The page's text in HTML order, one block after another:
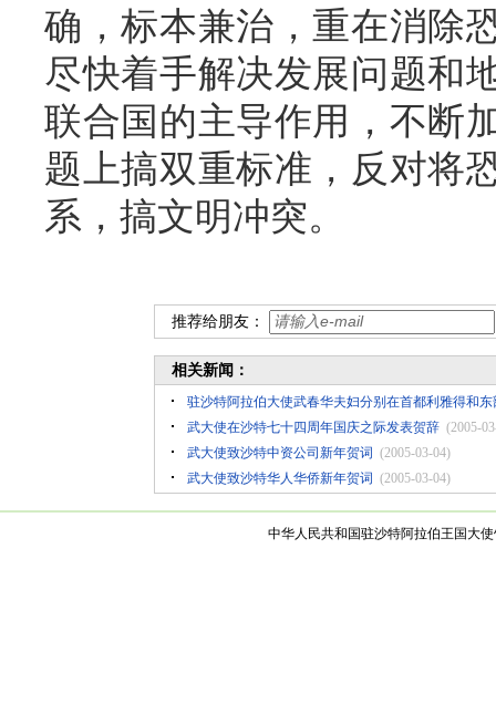
确，标本兼治，重在消除
尽快着手解决发展问题和
联合国的主导作用，不断
题上搞双重标准，反对将
系，搞文明冲突。
推荐给朋友：
相关新闻：
驻沙特阿拉伯大使武春华夫妇分别在首都利雅得和
武大使在沙特七十四周年国庆之际发表贺辞 (2005-
武大使致沙特中资公司新年贺词 (2005-03-04)
武大使致沙特华人华侨新年贺词 (2005-03-04)
中华人民共和国驻沙特阿拉伯王国大使